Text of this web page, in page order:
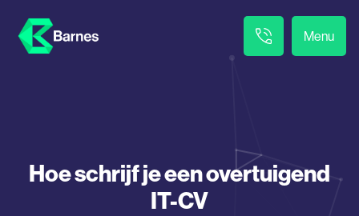
Menu
Hoe schrijf je een overtuigend
IT-CV